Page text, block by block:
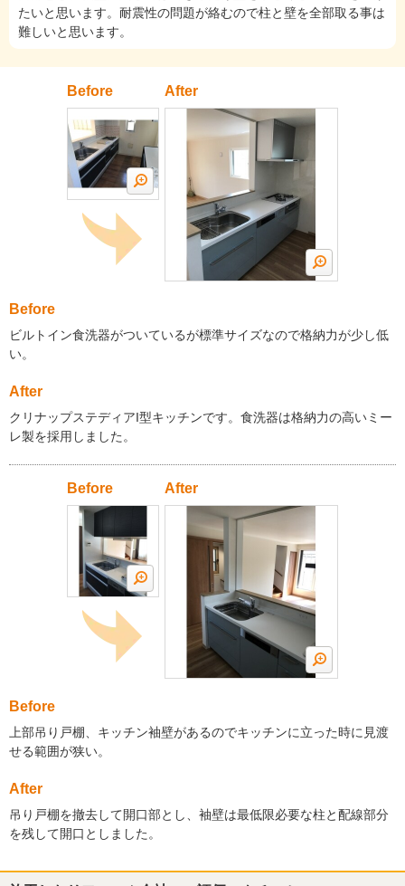
たいと思います。耐震性の問題が絡むので柱と壁を全部取る事は
難しいと思います。
Before After
Before
ビルトイン食洗器がついているが標準サイズなので格納力が少し低
い。
After
クリナップステディアI型キッチンです。食洗器は格納力の高いミー
レ製を採用しました。
Before After
Before
上部吊り戸棚、キッチン袖壁があるのでキッチンに立った時に見渡
せる範囲が狭い。
After
吊り戸棚を撤去して開口部とし、袖壁は最低限必要な柱と配線部分
を残して開口としました。